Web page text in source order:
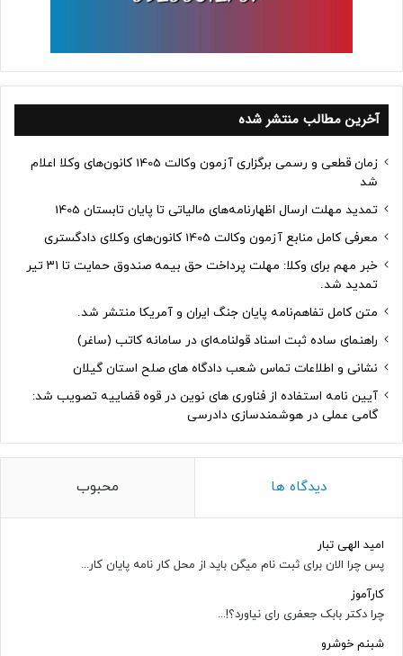
آخرین مطالب منتشر شده
زمان قطعی و رسمی برگزاری آزمون وکالت 1405 کانون‌های وکلا اعلام
شد
تمدید مهلت ارسال اظهارنامه‌های مالیاتی تا پایان تابستان 1405
معرفی کامل منابع آزمون وکالت 1405 کانون‌های وکلای دادگستری
خبر مهم برای وکلا: مهلت پرداخت حق بیمه صندوق حمایت تا ۳۱ تیر
تمدید شد.
متن کامل تفاهم‌نامه پایان جنگ ایران و آمریکا منتشر شد.
راهنمای ساده ثبت اسناد قولنامه‌ای در سامانه کاتب (ساغر)
نشانی و اطلاعات تماس شعب دادگاه های صلح استان گیلان
آیین نامه استفاده از فناوری های نوین در قوه قضاییه تصویب شد:
گامی عملی در هوشمندسازی دادرسی
دیدگاه ها محبوب
امید الهی تبار
پس چرا الان برای ثبت نام میگن باید از محل کار نامه پایان کار...
کارآموز
چرا دکتر بابک جعفری رای نیاورد؟!...
شبنم خوشرو